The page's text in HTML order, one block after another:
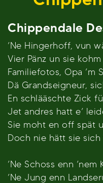
Chippendale
’Ne Hingerhoff, vun
Vier Pänz un sie
Familiefotos, Opa ’m
Dä Grandseigneur,
En schlääschte Zick
Jet andres hatt e’
Sie moht en off spät
Doch nie hätt sie
’Ne Schoss enn
’Ne Jung enn